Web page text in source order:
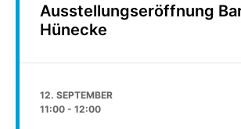
Ausstellungseröffnung
Hünecke
12. SEPTEMBER
11:00 - 12:00